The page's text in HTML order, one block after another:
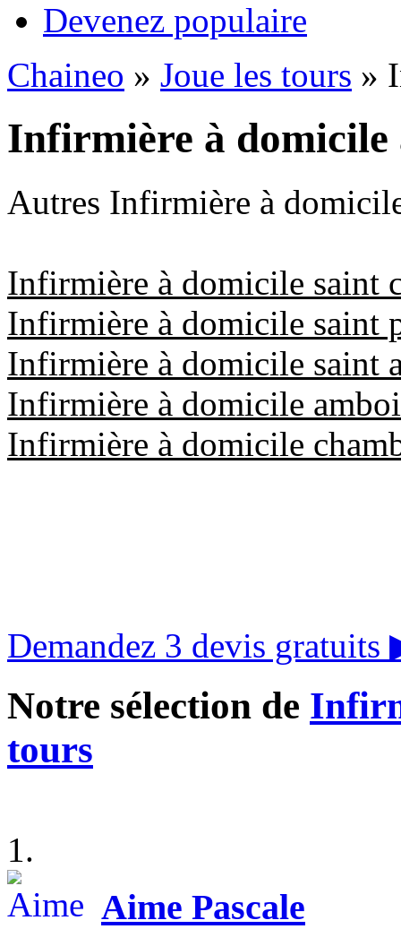
Devenez populaire
Chaineo » Joue les tours »
Infirmière à domicile
Autres Infirmière à
Infirmière à domicile saint
Infirmière à domicile saint
Infirmière à domicile saint
Infirmière à domicile
Infirmière à domicile
Demandez 3 devis gratuits
Notre sélection de
tours
1.
Aime Pascale